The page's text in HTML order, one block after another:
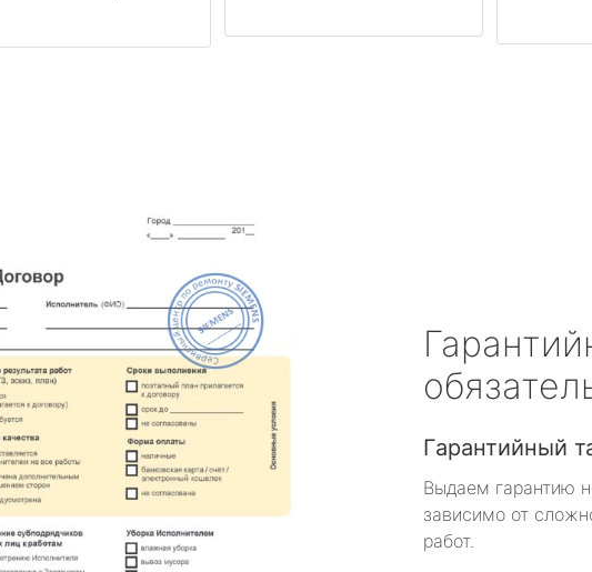
Гарантийный
Выдаем гарантию
зависимо от
работ.